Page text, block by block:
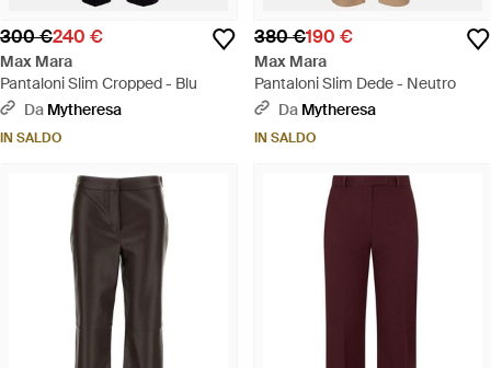
300 €240 €
Max Mara
Pantaloni Slim Cropped - Blu
Da Mytheresa
IN SALDO
380 €190 €
Max Mara
Pantaloni Slim Dede - Neutro
Da Mytheresa
IN SALDO